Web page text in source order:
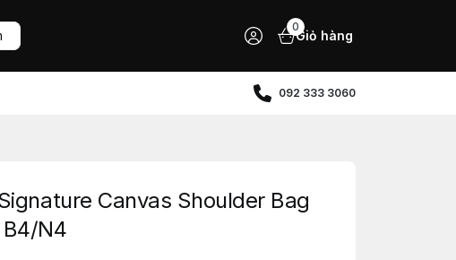
0
Giỏ hàng
092 333 3060
Canvas Shoulder Bag
B4/N4